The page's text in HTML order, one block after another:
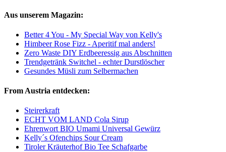
Aus unserem Magazin:
Better 4 You - My Special Way von Kelly's
Himbeer Rose Fizz - Aperitif mal anders!
Zero Waste DIY Erdbeeressig aus Abschnitten
Trendgetränk Switchel - echter Durstlöscher
Gesundes Müsli zum Selbermachen
From Austria entdecken:
Steirerkraft
ECHT VOM LAND Cola Sirup
Ehrenwort BIO Umami Universal Gewürz
Kelly´s Ofenchips Sour Cream
Tiroler Kräuterhof Bio Tee Schafgarbe